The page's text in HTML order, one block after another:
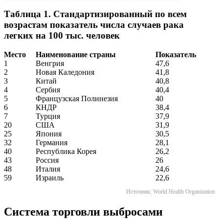
Таблица 1. Стандартизированный по всем
возрастам показатель числа случаев рака
легких на 100 тыс. человек
Место Наименование страны
Показатель
1
Венгрия
47,6
2
Новая Каледония
41,8
3
Китай
40,8
4
Сербия
40,4
5
Французская Полинезия
40
6
КНДР
38,4
7
Турция
37,9
20
США
31,9
25
Япония
30,5
32
Германия
28,1
40
Республика Корея
26,2
43
Россия
26
48
Италия
24,6
59
Израиль 22,6
Источник: World Health Organization
Система торговли выбросами